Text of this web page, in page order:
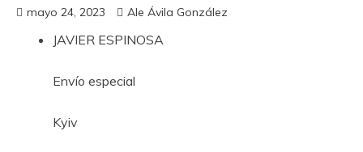
mayo 24, 2023 Ale Ávila González
JAVIER ESPINOSA
Envío especial
Kyiv